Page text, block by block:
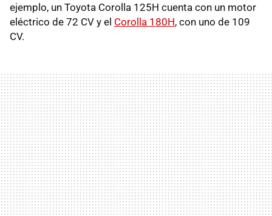
ejemplo, un Toyota Corolla 125H cuenta con un motor
eléctrico de 72 CV y el Corolla 180H, con uno de 109
CV.